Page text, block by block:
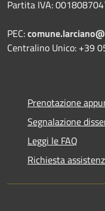
Partita IVA:
PEC:
Centralino Unico: +39
Prenotazione
Segnalazione
Leggi le FAQ
Richiesta